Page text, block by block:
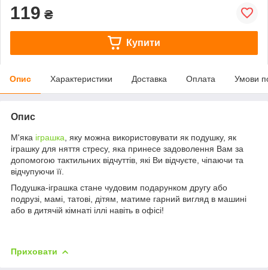
119 ₴
Купити
Опис Характеристики Доставка Оплата Умови
Опис
М'яка іграшка , яку можна використовувати як подушку, як
іграшку для няття стресу, яка принесе задоволення Вам за
допомогою тактильних відчуттів, які Ви відчуєте, чіпаючи та
відчупуючи її.
Подушка-іграшка стане чудовим подарунком другу або
подрузі, мамі, татові, дітям, матиме гарний вигляд в машині
або в дитячій кімнаті іллі навіть в офісі!
Приховати